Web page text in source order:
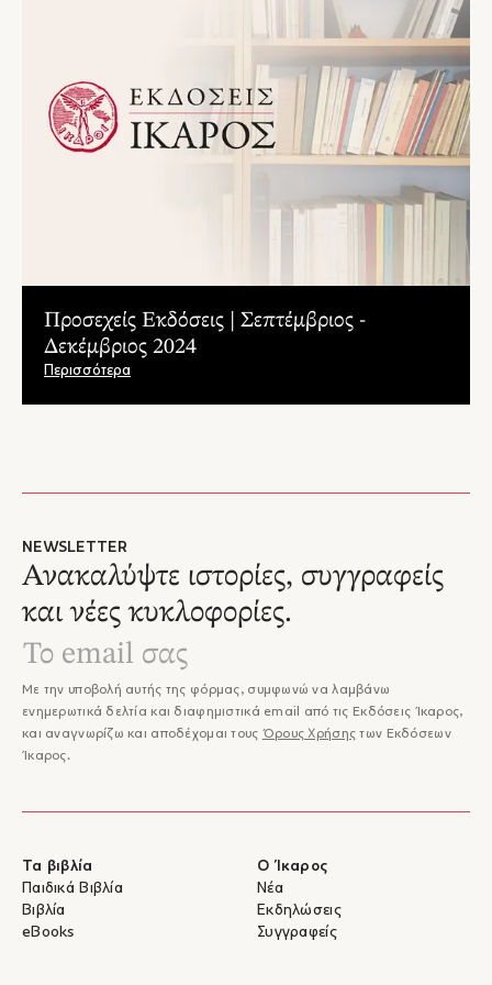
Προσεχείς Εκδόσεις | Σεπτέμβριος -
Δεκέμβριος 2024
Περισσότερα
NEWSLETTER
Ανακαλύψτε ιστορίες, συγγραφείς
και νέες κυκλοφορίες.
Με την υποβολή αυτής της φόρμας, συμφωνώ να λαμβάνω
ενημερωτικά δελτία και διαφημιστικά email από τις Εκδόσεις Ίκαρος,
και αναγνωρίζω και αποδέχομαι τους Όρους Χρήσης των Εκδόσεων
Ίκαρος.
Τα βιβλία
Παιδικά Βιβλία
Βιβλία
eBooks
Ο Ίκαρος
Νέα
Εκδηλώσεις
Συγγραφείς